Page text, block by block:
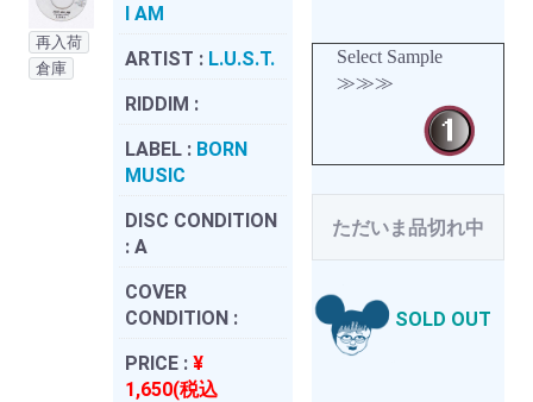
再入荷
倉庫
I AM
ARTIST : L.U.S.T.
RIDDIM :
LABEL : BORN
MUSIC
DISC CONDITION
: A
COVER
CONDITION :
PRICE : ¥
1,650(税込
Select Sample
≫≫≫
ただいま品切れ中
SOLD OUT